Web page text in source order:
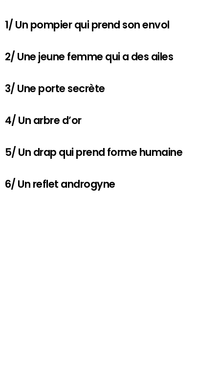
1/ Un pompier qui prend son envol
2/ Une jeune femme qui a des ailes
3/ Une porte secrète
4/ Un arbre d’or
5/ Un drap qui prend forme humaine
6/ Un reflet androgyne